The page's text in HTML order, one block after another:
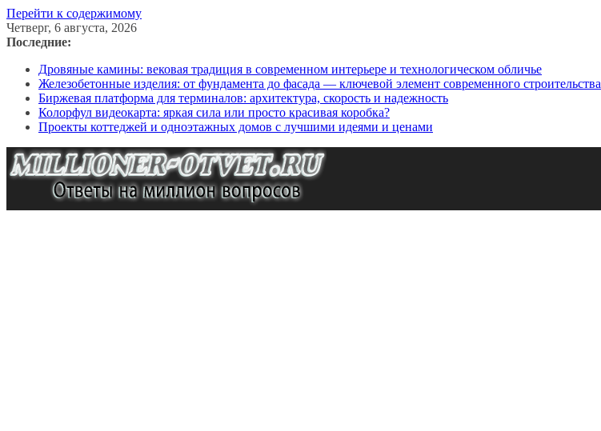
Перейти к содержимому
Четверг, 6 августа, 2026
Последние:
Дровяные камины: вековая традиция в современном интерьере и технологическом обличье
Железобетонные изделия: от фундамента до фасада — ключевой элемент современного строительства
Биржевая платформа для терминалов: архитектура, скорость и надежность
Колорфул видеокарта: яркая сила или просто красивая коробка?
Проекты коттеджей и одноэтажных домов с лучшими идеями и ценами